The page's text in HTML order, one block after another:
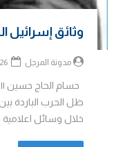
وثائق إسرائيل
مدونة المرجل
حسام الحاج حسين ||
ظل الحرب الباردة
خلال وسائل